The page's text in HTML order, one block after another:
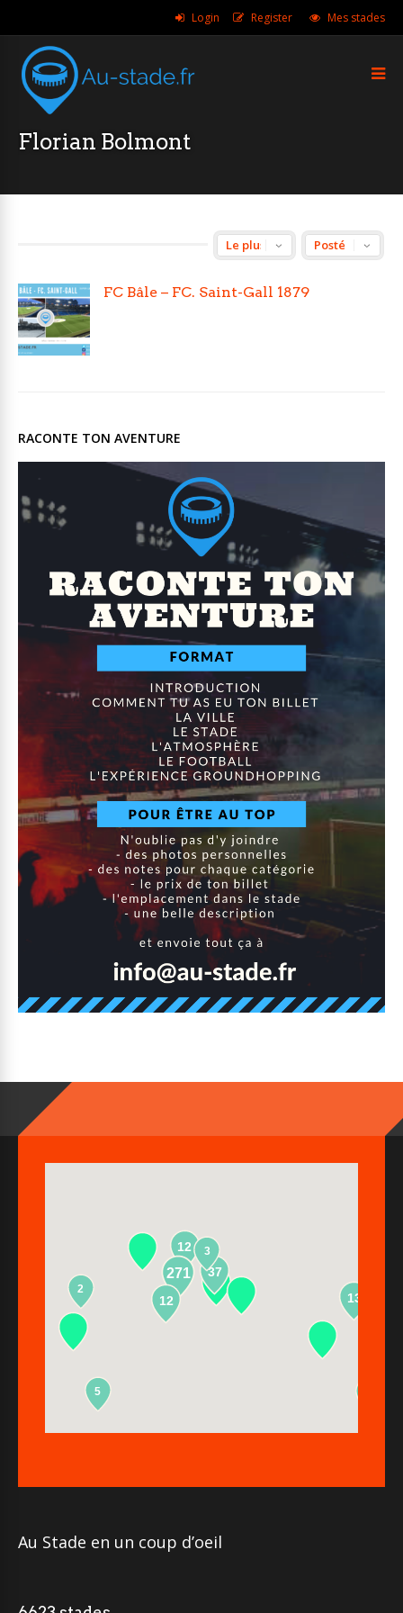
Login Register Mes stades
Florian Bolmont
FC Bâle – FC. Saint-Gall 1879
RACONTE TON AVENTURE
12
271
13
37
2
5
12
3
Au Stade en un coup d’oeil